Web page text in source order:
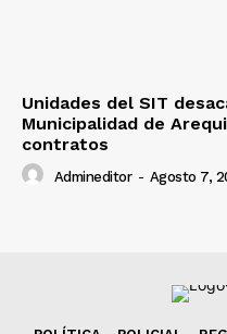
Unidades del SIT
Municipalidad de
contratos
Admineditor - Agosto 7,